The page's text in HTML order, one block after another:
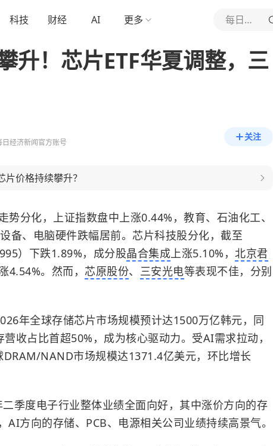
科技 财经 AI 更多 每日经济新闻
升！芯片ETF华夏调整，三
日经济新闻官方账号
关注
价格持续攀升？
势分化，上证指数盘中上涨0.44%，教育、石油化工、
备、电脑硬件跌幅居前。芯片科技股分化，截至
）下跌1.89%，成分股晶合集成上涨5.10%， 北京君
4.54%。然而， 芯原股份、 三安光电等表现不佳，分别
年全球存储芯片市场规模预计达1500万亿韩元，同
收占比首超50%，成为核心驱动力。受AI需求拉动，
NAND市场规模达1371.4亿美元，环比增长
季度电子行业整体业绩全面向好，其中涨价方向的存
AI方向的存储、PCB、电源相关公司业绩持续高景气。